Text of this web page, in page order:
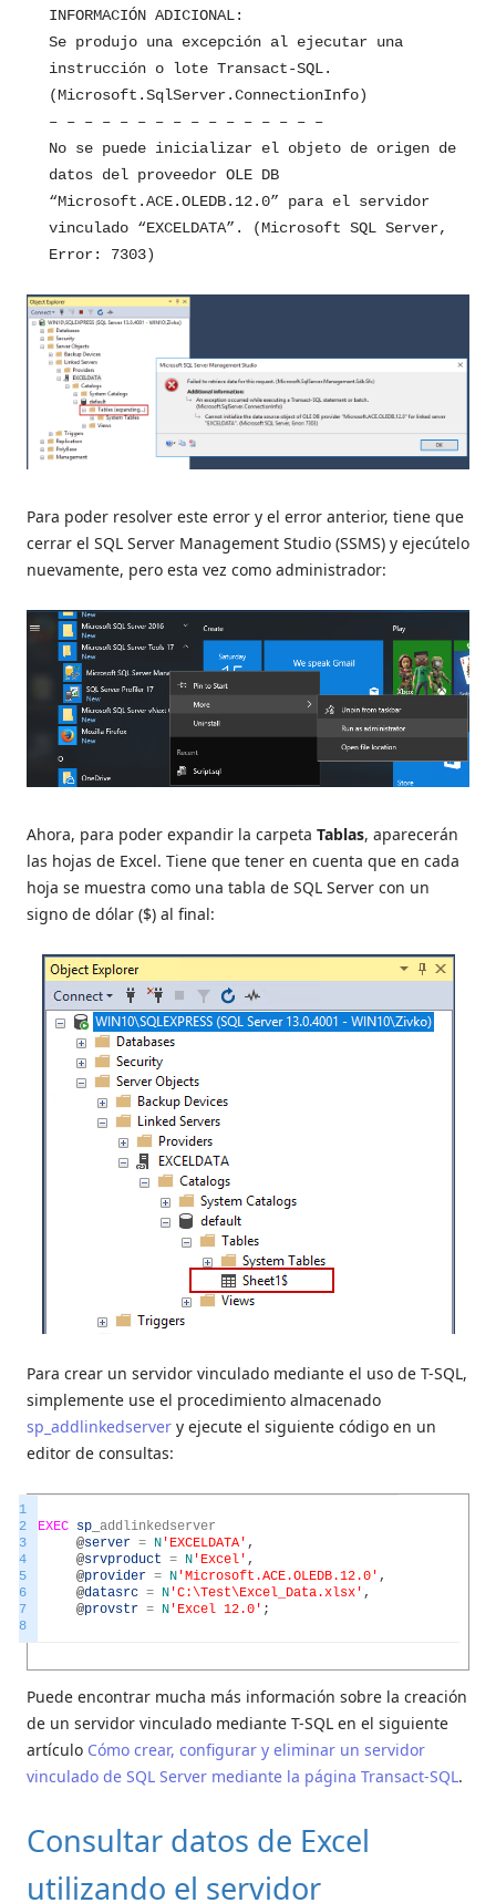
INFORMACIÓN ADICIONAL:
Se produjo una excepción al ejecutar una
instrucción o lote Transact-SQL.
(Microsoft.SqlServer.ConnectionInfo)
– – – – – – – – – – – – – – – –
No se puede inicializar el objeto de origen de
datos del proveedor OLE DB
“Microsoft.ACE.OLEDB.12.0” para el servidor
vinculado “EXCELDATA”. (Microsoft SQL Server,
Error: 7303)
Para poder resolver este error y el error anterior, tiene que
cerrar el SQL Server Management Studio (SSMS) y ejecútelo
nuevamente, pero esta vez como administrador:
Ahora, para poder expandir la carpeta Tablas, aparecerán
las hojas de Excel. Tiene que tener en cuenta que en cada
hoja se muestra como una tabla de SQL Server con un
signo de dólar ($) al final:
Para crear un servidor vinculado mediante el uso de T-SQL,
simplemente use el procedimiento almacenado
sp_addlinkedserver y ejecute el siguiente código en un
editor de consultas:
1
2
3
4
5
6
7
8
EXEC sp addlinkedserver
@server = N 'EXCELDATA' ,
@srvproduct = N 'Excel' ,
@provider = N 'Microsoft.ACE.OLEDB.12.0' ,
@datasrc = N 'C:\Test\Excel_Data.xlsx' ,
@provstr = N 'Excel 12.0' ;
Puede encontrar mucha más información sobre la creación
de un servidor vinculado mediante T-SQL en el siguiente
artículo Cómo crear, configurar y eliminar un servidor
vinculado de SQL Server mediante la página Transact-SQL.
Consultar datos de Excel
utilizando el servidor